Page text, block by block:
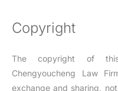
Copyright
The copyright of
Chengyoucheng Law
exchange and sharing,